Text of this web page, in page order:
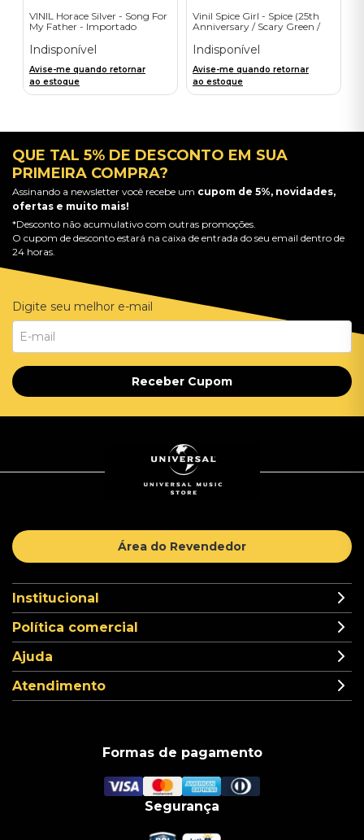
VINIL Horace Silver - Song For
My Father - Importado
Indisponível
Avise-me quando retornar
ao estoque
Vinil Spice Girl - Spice (25th
Anniversary / Scary Green /
Indisponível
Avise-me quando retornar
ao estoque
QUE TAL 5% DE DESCONTO EM SUA
PRIMEIRA COMPRA?
Assinando a newsletter você recebe um cupom de 5%, novidades,
ofertas e muito mais!
*Desconto não acumulativo com outras promoções.
O cupom de desconto estará na caixa de entrada do seu email dentro de
24 horas.
Digite seu melhor e-mail
Receber Cupom
Área do Revendedor
Institucional
Política comercial
Ajuda
Atendimento
Formas de pagamento
Segurança